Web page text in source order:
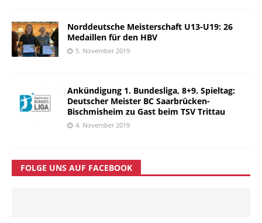
Norddeutsche Meisterschaft U13-U19: 26
Medaillen für den HBV
5. November 2019
Ankündigung 1. Bundesliga, 8+9. Spieltag:
Deutscher Meister BC Saarbrücken-
Bischmisheim zu Gast beim TSV Trittau
4. November 2019
FOLGE UNS AUF FACEBOOK